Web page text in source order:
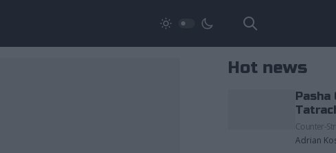
Hot news
Pasha
Counter-
Adrian